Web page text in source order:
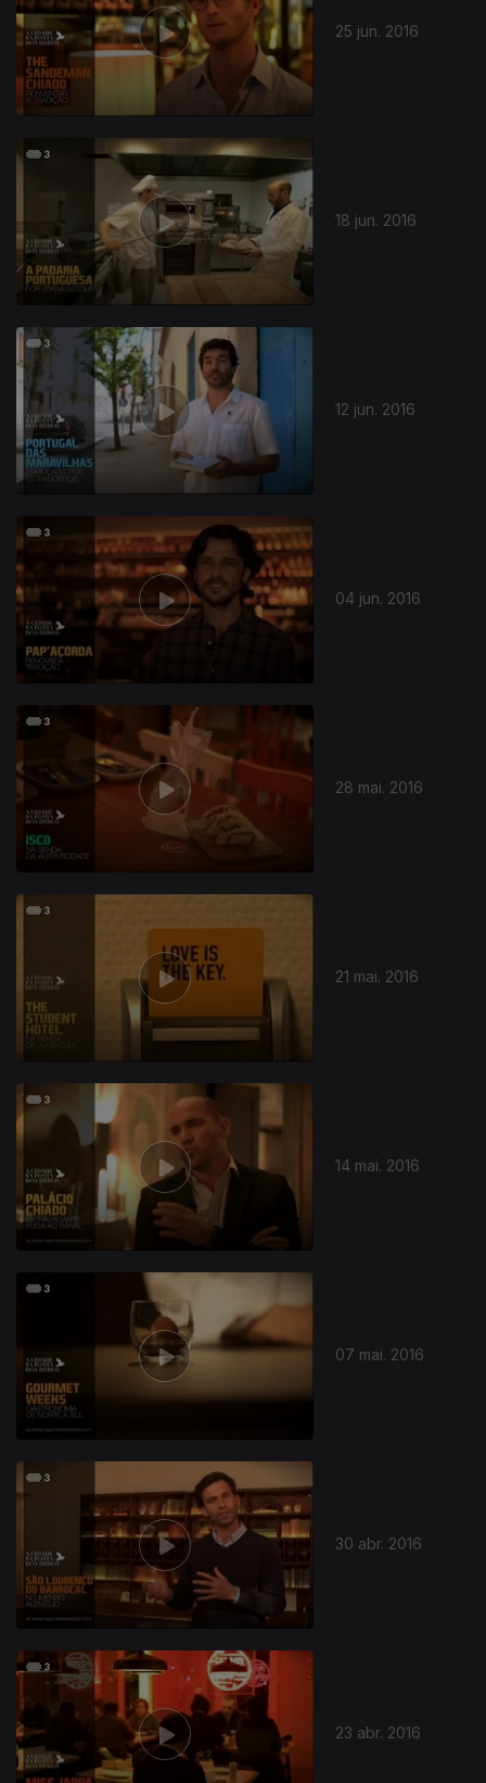
25 jun. 2016
18 jun. 2016
12 jun. 2016
04 jun. 2016
238457
28 mai. 2016
21 mai. 2016
14 mai. 2016
07 mai. 2016
30 abr. 2016
23 abr. 2016